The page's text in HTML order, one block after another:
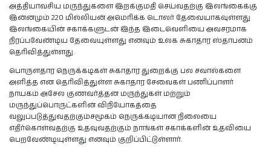
அத்தியாவசிய மருந்துகளை இறக்குமதி செய்வதற்கு இலங்கைக்கு
இன்னமும் 220 மில்லியன் அமெரிக்க டொலர் தேவையாகவுள்ளது
இலங்கையின் சகாக்களுடன் இந்த இடைவெளியை அவசரமாக
நிரப்பவேண்டிய தேவையுள்ளது எனவும் உலக சுகாதார ஸ்தாபனம்
தெரிவித்துள்ளது.
பொருளதார நெருக்கடிகள் சுகாதார துறைக்கு பல சவால்களை
அளித்த என தெரிவித்துள்ள சுகாதார சேவைகள் பணிப்பாளர்
நாயகம் அசேல குணவர்த்தன மருந்துகள் மற்றும்
மருந்துப்பொருட்களின் விநியோகத்தை
வலுப்படுத்துவதற்கும்சமூகம் நெருக்கடியான நிலையை
எதிர்கொள்வதற்கு உதவுவதற்கும் நாங்கள் சகாக்களின் உதவியை
பெறவேண்டியுள்ளது எனவும் குறிப்பிட்டுள்ளார்.